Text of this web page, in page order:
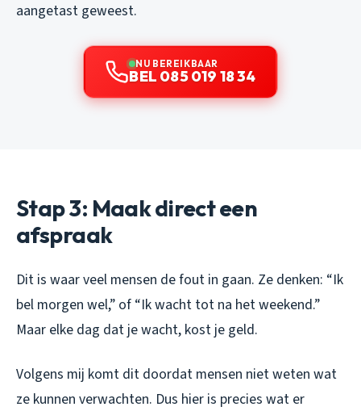
aangetast geweest.
NU BEREIKBAAR
BEL 085 019 18 34
Stap 3: Maak direct een
afspraak
Dit is waar veel mensen de fout in gaan. Ze denken: “Ik
bel morgen wel,” of “Ik wacht tot na het weekend.”
Maar elke dag dat je wacht, kost je geld.
Volgens mij komt dit doordat mensen niet weten wat
ze kunnen verwachten. Dus hier is precies wat er